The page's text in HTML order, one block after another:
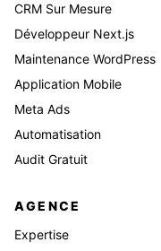
CRM Sur Mesure
Développeur Next.js
Maintenance WordPress
Application Mobile
Meta Ads
Automatisation
Audit Gratuit
AGENCE
Expertise